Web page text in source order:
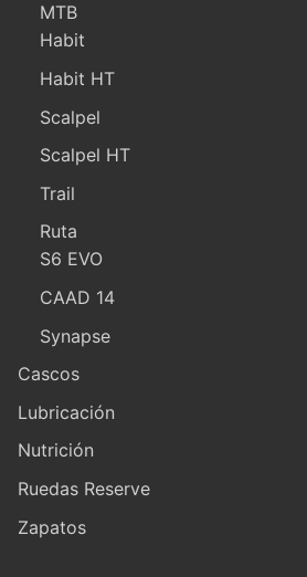
MTB
Habit
Habit HT
Scalpel
Scalpel HT
Trail
Ruta
S6 EVO
CAAD 14
Synapse
Cascos
Lubricación
Nutrición
Ruedas Reserve
Zapatos